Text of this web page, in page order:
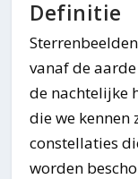
Definitie
vanaf de
de nachtelijke
die we kennen
constellaties
worden